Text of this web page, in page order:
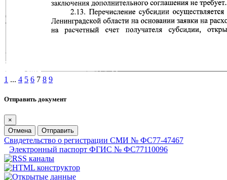
1 ... 4 5 6 7 8 9
Отправить документ
×
Отмена
Отправить
Свидетельство о регистрации СМИ № ФС77-47467
Электронный паспорт ФГИС № ФС77110096